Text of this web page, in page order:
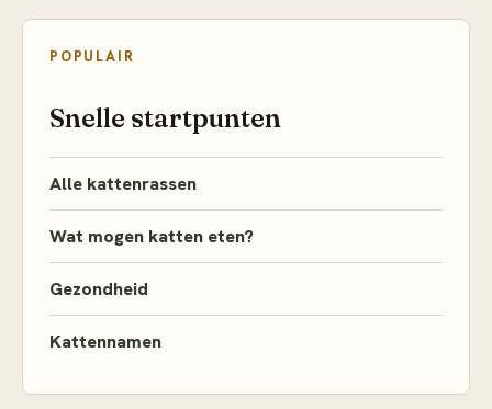
POPULAIR
Snelle startpunten
Alle kattenrassen
Wat mogen katten eten?
Gezondheid
Kattennamen